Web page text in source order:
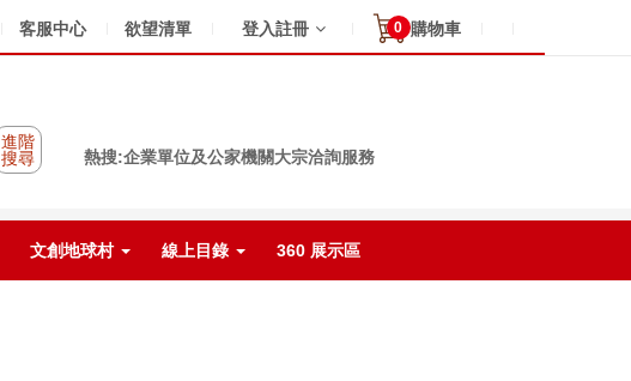
客服中心 欲望清單 登入註冊 購物車
0
進階
搜尋
熱搜:企業單位及公家機關大宗洽詢服務
文創地球村 線上目錄 360 展示區